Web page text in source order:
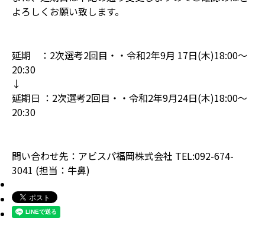
よろしくお願い致します。
延期 ：2次選考2回目・・令和2年9月 17日(木)18:00～
20:30
↓
延期日 ：2次選考2回目・・令和2年9月24日(木)18:00～
20:30
問い合わせ先：アビスパ福岡株式会社 TEL:092-674-
3041 (担当：牛鼻)